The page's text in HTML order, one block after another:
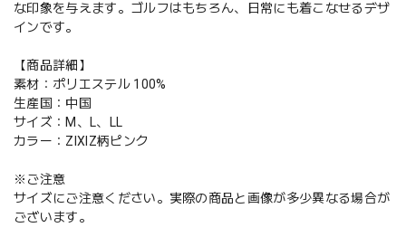
な印象を与えます。ゴルフはもちろん、日常にも着こなせるデザ
インです。
【商品詳細】
素材：ポリエステル 100%
生産国：中国
サイズ：M、L、LL
カラー：ZIXIZ柄ピンク
※ご注意
サイズにご注意ください。実際の商品と画像が多少異なる場合が
ございます。